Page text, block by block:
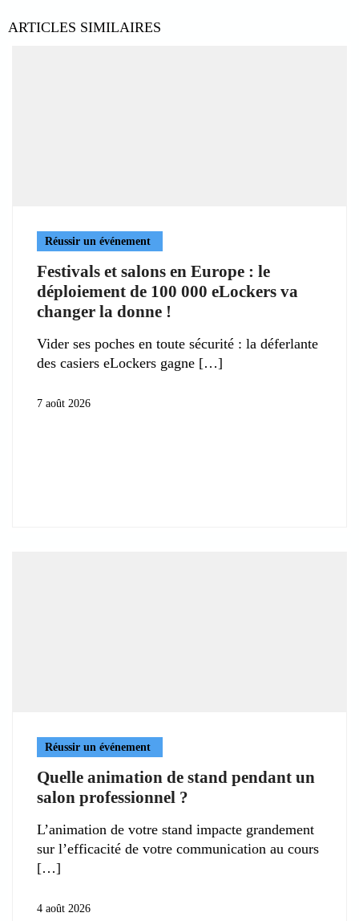
ARTICLES SIMILAIRES
Réussir un événement
Festivals et salons en Europe : le
déploiement de 100 000 eLockers va
changer la donne !
Vider ses poches en toute sécurité : la déferlante
des casiers eLockers gagne
7 août 2026
Réussir un événement
Quelle animation de stand pendant un
salon professionnel ?
L’animation de votre stand impacte grandement
sur l’efficacité de votre communication au cours
4 août 2026